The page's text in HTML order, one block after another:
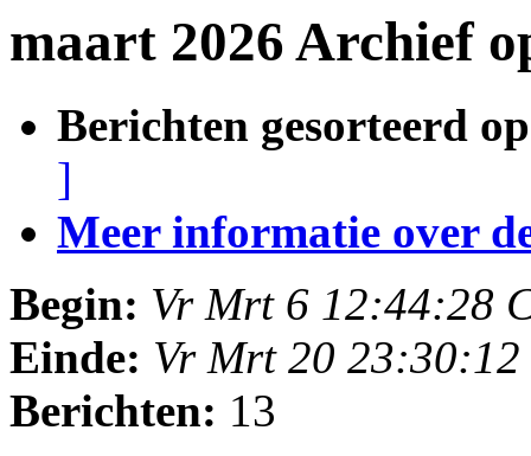
maart 2026 Archief
Berichten gesorteerd
]
Meer informatie over
Begin: Vr Mrt 6 12:44:28
Einde: Vr Mrt 20 23:30:12
Berichten: 13